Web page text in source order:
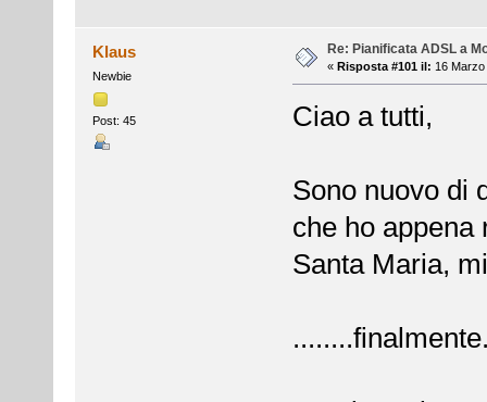
Klaus
Newbie
Post: 45
Re: Pianificata ADSL a
« Risposta #101 il: 16
Ciao a tutti,
Sono nuovo di
che ho appena
Santa Maria,